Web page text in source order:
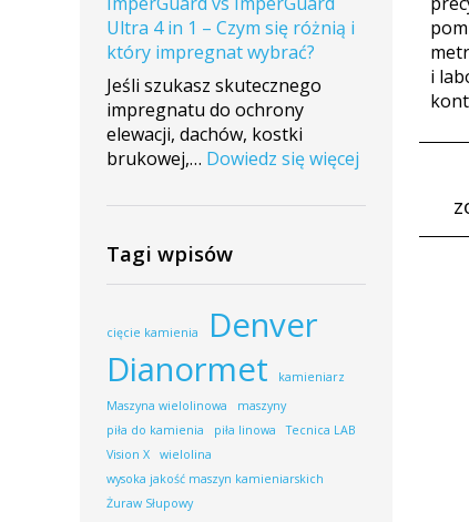
i
zakończony
dot.
montażu
maszyny
w
firmie
Maras
Stone
Ultra 4 in 1 – Czym się różnią i
który impregnat wybrać?
Jeśli szukasz skutecznego
impregnatu do ochrony
elewacji, dachów, kostki
brukowej,… Dowiedz się więcej
vs
ImperGuard
4
Tagi wpisów
cięcie kamienia
Denver
Dianormet
kamieniarz
Maszyna wielolinowa
maszyny
piła do kamienia
piła linowa
Tecnica LAB
Vision X
wielolina
wysoka jakość maszyn kamieniarskich
Żuraw Słupowy